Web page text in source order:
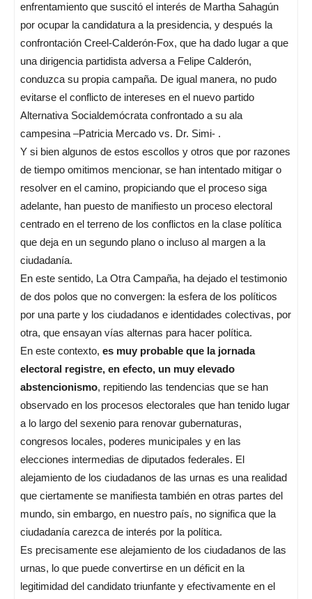
enfrentamiento que suscitó el interés de Martha Sahagún
por ocupar la candidatura a la presidencia, y después la
confrontación Creel-Calderón-Fox, que ha dado lugar a que
una dirigencia partidista adversa a Felipe Calderón,
conduzca su propia campaña. De igual manera, no pudo
evitarse el conflicto de intereses en el nuevo partido
Alternativa Socialdemócrata confrontado a su ala
campesina –Patricia Mercado vs. Dr. Simi- .
Y si bien algunos de estos escollos y otros que por razones
de tiempo omitimos mencionar, se han intentado mitigar o
resolver en el camino, propiciando que el proceso siga
adelante, han puesto de manifiesto un proceso electoral
centrado en el terreno de los conflictos en la clase política
que deja en un segundo plano o incluso al margen a la
ciudadanía.
En este sentido, La Otra Campaña, ha dejado el testimonio
de dos polos que no convergen: la esfera de los políticos
por una parte y los ciudadanos e identidades colectivas, por
otra, que ensayan vías alternas para hacer política.
En este contexto, es muy probable que la jornada
electoral registre, en efecto, un muy elevado
abstencionismo, repitiendo las tendencias que se han
observado en los procesos electorales que han tenido lugar
a lo largo del sexenio para renovar gubernaturas,
congresos locales, poderes municipales y en las
elecciones intermedias de diputados federales. El
alejamiento de los ciudadanos de las urnas es una realidad
que ciertamente se manifiesta también en otras partes del
mundo, sin embargo, en nuestro país, no significa que la
ciudadanía carezca de interés por la política.
Es precisamente ese alejamiento de los ciudadanos de las
urnas, lo que puede convertirse en un déficit en la
legitimidad del candidato triunfante y efectivamente en el